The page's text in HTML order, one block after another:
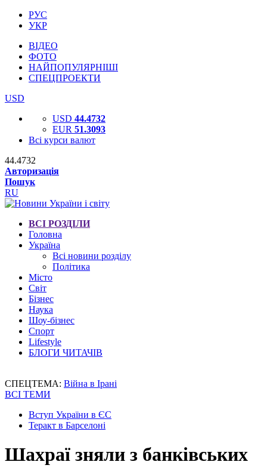
РУС
УКР
ВІДЕО
ФОТО
НАЙПОПУЛЯРНІШІ
СПЕЦПРОЕКТИ
USD
USD 44.4732
EUR 51.3093
Всі курси валют
44.4732
Авторизація
Пошук
RU
ВСІ РОЗДІЛИ
Головна
Україна
Всі новини розділу
Політика
Місто
Світ
Бізнес
Наука
Шоу-бізнес
Спорт
Lifestyle
БЛОГИ ЧИТАЧІВ
СПЕЦТЕМА: Війна в Ірані
ВСІ ТЕМИ
Вступ України в ЄС
Теракт в Барселоні
Шахраї зняли з банківських